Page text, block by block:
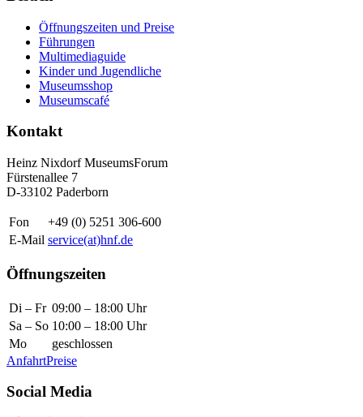
Öffnungszeiten und Preise
Führungen
Multimediaguide
Kinder und Jugendliche
Museumsshop
Museumscafé
Kontakt
Heinz Nixdorf MuseumsForum
Fürstenallee 7
D-33102 Paderborn
Fon
+49 (0) 5251 306-600
E-Mail service(at)hnf.de
Öffnungszeiten
Di – Fr 09:00 – 18:00 Uhr
Sa – So 10:00 – 18:00 Uhr
Mo
geschlossen
AnfahrtPreise
Social Media